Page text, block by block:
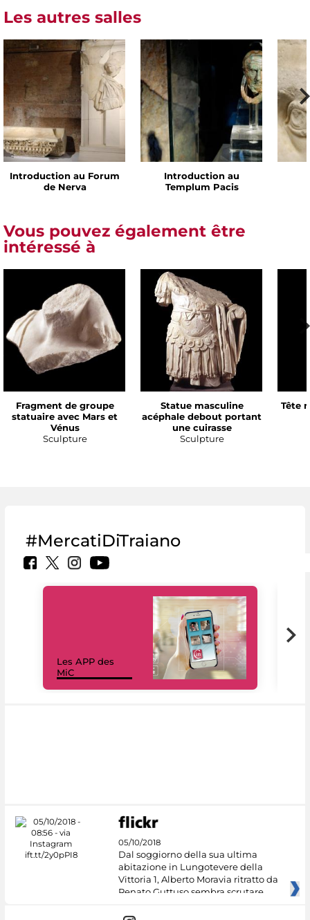
Les autres salles
Introduction au Forum
de Nerva
Introduction au
Templum Pacis
Vous pouvez également être
intéressé à
Fragment de groupe
statuaire avec Mars et
Vénus
Sculpture
Statue masculine
acéphale debout portant
une cuirasse
Sculpture
Tête
#MercatiDiTraiano
Les APP des
MiC
05/10/2018
Dal soggiorno della sua ultima
abitazione in Lungotevere della
Vittoria 1, Alberto Moravia ritratto da
Renato Guttuso sembra scrutare